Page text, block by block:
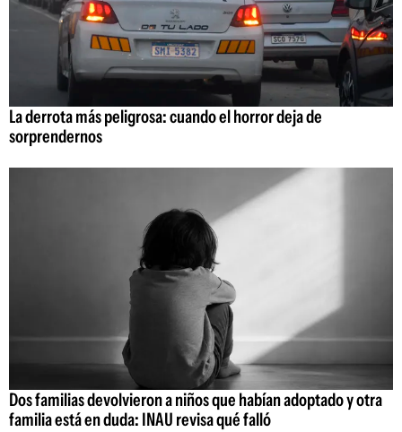
La derrota más peligrosa: cuando el horror deja de
sorprendernos
Dos familias devolvieron a niños que habían adoptado y otra
familia está en duda: INAU revisa qué falló